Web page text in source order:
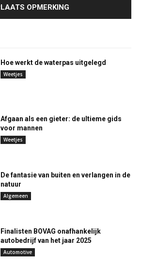
Hoe werkt de waterpas uitgelegd
Weetjes
Afgaan als een gieter: de ultieme gids
voor mannen
Weetjes
De fantasie van buiten en verlangen in de
natuur
Algemeen
Finalisten BOVAG onafhankelijk
autobedrijf van het jaar 2025
Automotive